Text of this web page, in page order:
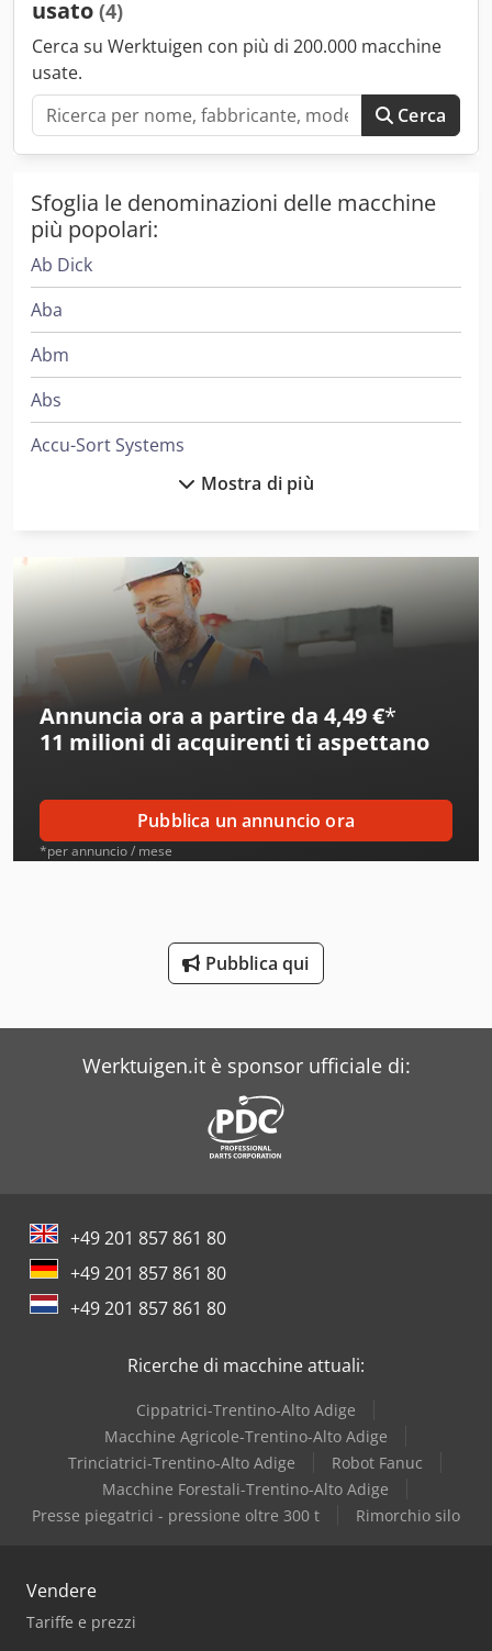
con sigillatrice Saxon e poi cuciti con cucitrice Singer.
Chedpfxsyq Tb Ij Aavja
usato (4)
Cerca su Werktuigen con più di 200.000 macchine
usate.
Cerca
Sfoglia le denominazioni delle macchine
più popolari:
Ab Dick
Aba
Abm
Abs
Accu-Sort Systems
Alcoa
Amt
Aro
Beka-Mak
Bianco
Dea
Dr. Boy
Mostra di più
Annuncia ora a partire da 4,49 €*
11 milioni di acquirenti ti aspettano
Pubblica un annuncio ora
*per annuncio / mese
Pubblica qui
Werktuigen.it è sponsor ufficiale di:
+49 201 857 861 80
+49 201 857 861 80
+49 201 857 861 80
Ricerche di macchine attuali:
Cippatrici-Trentino-Alto Adige
Macchine Agricole-Trentino-Alto Adige
Trinciatrici-Trentino-Alto Adige
Robot Fanuc
Macchine Forestali-Trentino-Alto Adige
Presse piegatrici - pressione oltre 300 t
Rimorchio silo
Vendere
Tariffe e prezzi